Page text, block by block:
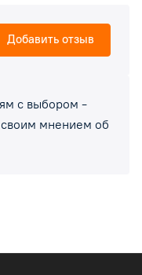
с выбором -
своим мнением об
Добавить отзыв